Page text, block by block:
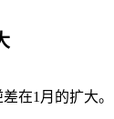
在1月的扩大。